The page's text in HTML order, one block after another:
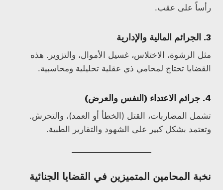
رأساً على عقب.
3. الجرائم المالية والإدارية
مثل الرشوة، الاختلاس، غسيل الأموال، والتزوير. هذه
القضايا تحتاج لمحامي ذي عقلية تحليلية ومحاسبية.
4. جرائم الاعتداء (النفس والعرض)
تشمل المضاربات، القتل (الخطأ أو العمد)، والتحرش.
وتعتمد بشكل كبير على الشهود والتقارير الطبية.
نخبة المحامين المتميزين في القضايا الجنائية